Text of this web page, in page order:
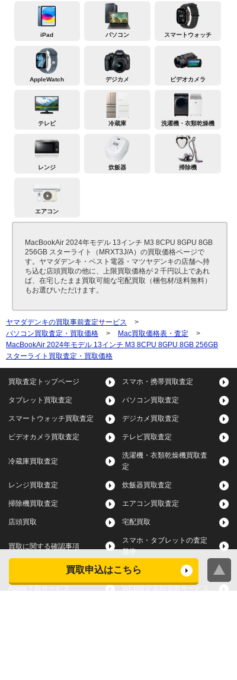
買取申込はこちら
iPad パソコン スマートウォッチ
AppleWatch デジカメ ビデオカメラ
テレビ 冷蔵庫 洗濯機・衣類乾燥機
レンジ 炊飯器 掃除機
エアコン
MacBookAir 2024年モデル 13インチ M3 8CPU 8GPU 8GB
256GB スターライト（MRXT3J/A）の買取価格ページで
す。ヤマダデンキ・ベスト電器・マツヤデンキの店舗へ持
ち込む店頭買取の他に、上限買取価格が２千円以上であれ
ば、在宅したまま買取可能な宅配買取（梱包材/送料無料）
もお選びいただけます。
ヤマダデンキの買取事前査定サービス
>
パソコン買取査定・買取価格
> Mac買取価格表・査定
>
MacBookAir 2024年モデル 13インチ M3 8CPU 8GPU 8GB 256GB
スターライト買取査定・買取価格
買取査定トップページ スマホ・携帯買取査定
タブレット買取査定 パソコン買取査定
スマートウォッチ買取査定 デジカメ買取査定
ビデオカメラ買取査定 テレビ買取査定
冷蔵庫買取査定
洗濯機・衣類乾燥機買取査
定
レンジ買取査定 炊飯器買取査定
掃除機買取査定 エアコン買取査定
店頭買取 宅配買取
買取に関する確認事項
スマホ・タブレットの査定
基準